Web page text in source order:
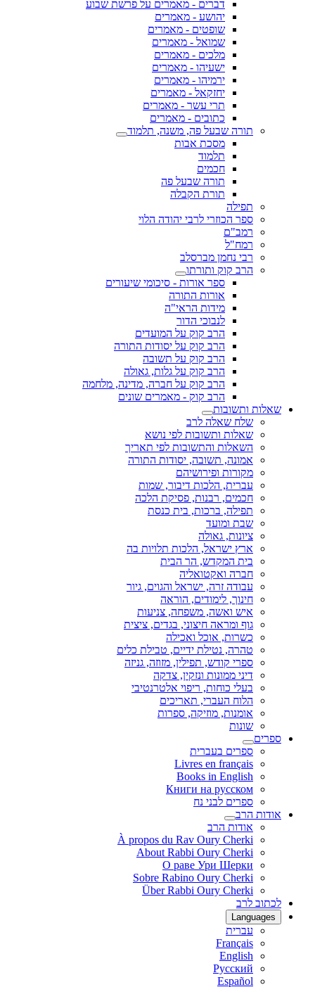
דברים - מאמרים על פרשת שבוע
יהושע - מאמרים
שופטים - מאמרים
שמואל - מאמרים
מלכים - מאמרים
ישעיהו - מאמרים
ירמיהו - מאמרים
יחזקאל - מאמרים
תרי עשר - מאמרים
כתובים - מאמרים
תורה שבעל פה, משנה, תלמוד
מסכת אבות
תלמוד
חכמים
תורה שבעל פה
תורת הקבלה
תפילה
ספר הכוזרי לרבי יהודה הלוי
רמב"ם
רמח"ל
רבי נחמן מברסלב
הרב קוק ותורתו
ספר אורות - סיכומי שיעורים
אורות התורה
מידות הראי"ה
לנבוכי הדור
הרב קוק על המועדים
הרב קוק על יסודות התורה
הרב קוק על תשובה
הרב קוק על גלות, גאולה
הרב קוק על חברה, מדינה, מלחמה
הרב קוק - מאמרים שונים
שאלות ותשובות
שלח שאלה לרב
שאלות ותשובות לפי נושא
השאלות והתשובות לפי תאריך
אמונה, תשובה, יסודות התורה
מקורות ופירושיהם
עברית, הלכות דיבור, שמות
חכמים, רבנות, פסיקת הלכה
תפילה, ברכות, בית כנסת
שבת ומועד
ציונות, גאולה
ארץ ישראל, הלכות תלויות בה
בית המקדש, הר הבית
חברה ואקטואליה
עבודה זרה, ישראל והגוים, גיור
חינוך, לימודים, הוראה
איש ואשה, משפחה, צניעות
גוף ומראה חיצוני, בגדים, ציצית
כשרות, אוכל ואכילה
טהרה, נטילת ידיים, טבילת כלים
ספרי קודש, תפילין, מזוזה, גניזה
דיני ממונות ונזקין, צדקה
בעלי כוחות, ריפוי אלטרנטיבי
הלוח העברי, תאריכים
אומנות, מוזיקה, ספרות
שונות
ספרים
ספרים בעברית
Livres en français
Books in English
Книги на русском
ספרים לבני נח
אודות הרב
אודות הרב
À propos du Rav Oury Cherki
About Rabbi Oury Cherki
О раве Ури Шерки
Sobre Rabino Oury Cherki
Über Rabbi Oury Cherki
לכתוב לרב
Languages
עברית
Français
English
Русский
Español